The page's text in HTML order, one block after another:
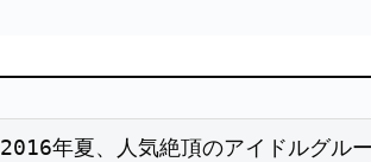
2016年夏、人気絶頂のアイドルグル